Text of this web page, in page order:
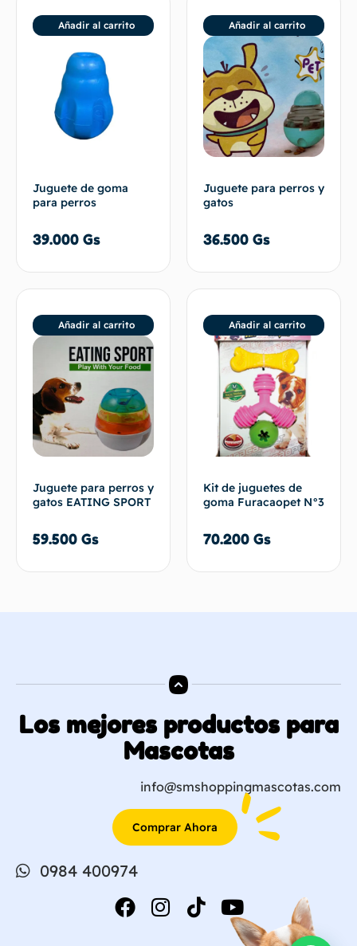
Juguete de goma
para perros
39.000 Gs
Añadir al carrito
Juguete para perros y
gatos
36.500 Gs
Añadir al carrito
Juguete para perros y
gatos EATING SPORT
59.500 Gs
Añadir al carrito
Kit de juguetes de
goma Furacaopet N°3
70.200 Gs
Añadir al carrito
Los mejores productos para
Mascotas
info@smshoppingmascotas.com
Comprar Ahora
0984 400974